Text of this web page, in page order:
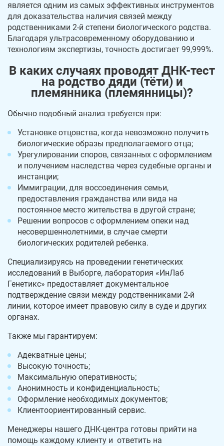
является одним из самых эффективных инструментов
для доказательства наличия связей между
родственниками 2-й степени биологического родства.
Благодаря ультрасовременному оборудованию и
технологиям экспертизы, точность достигает 99,999%.
В каких случаях проводят ДНК-тест
на родство дяди (тёти) и
племянника (племянницы)?
Обычно подобный анализ требуется при:
Установке отцовства, когда невозможно получить
биологические образы предполагаемого отца;
Урегулировании споров, связанных с оформлением
и получением наследства через судебные органы и
инстанции;
Иммиграции, для воссоединения семьи,
предоставления гражданства или вида на
постоянное место жительства в другой стране;
Решении вопросов с оформлением опеки над
несовершеннолетними, в случае смерти
биологических родителей ребенка.
Специализируясь на проведении генетических
исследований в Выборге, лаборатория «ИнЛаб
Генетикс» предоставляет документальное
подтверждение связи между родственниками 2-й
линии, которое имеет правовую силу в суде и других
органах.
Также мы гарантируем:
Адекватные цены;
Высокую точность;
Максимальную оперативность;
Анонимность и конфиденциальность;
Оформление необходимых документов;
Клиентоориентированный сервис.
Менеджеры нашего ДНК-центра готовы прийти на
помощь каждому клиенту и ответить на